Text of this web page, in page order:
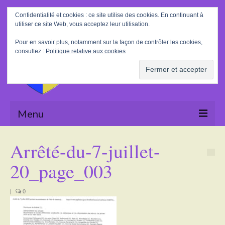
Rechercher
:
Menu
La Mairie
Le village
Tourisme
Arrêté-du-7-juillet-
20_page_003
| 0
Confidentialité et cookies : ce site utilise des cookies. En continuant à
utiliser ce site Web, vous acceptez leur utilisation.
Pour en savoir plus, notamment sur la façon de contrôler les cookies,
consultez : Politique relative aux cookies